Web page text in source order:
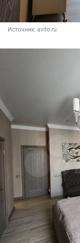
Источник: avito.ru